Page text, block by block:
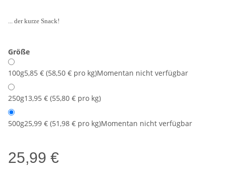
... der kurze Snack!
Größe
100g5,85 € (58,50 € pro kg)Momentan nicht verfügbar
250g13,95 € (55,80 € pro kg)
500g25,99 € (51,98 € pro kg)Momentan nicht verfügbar
25,99 €